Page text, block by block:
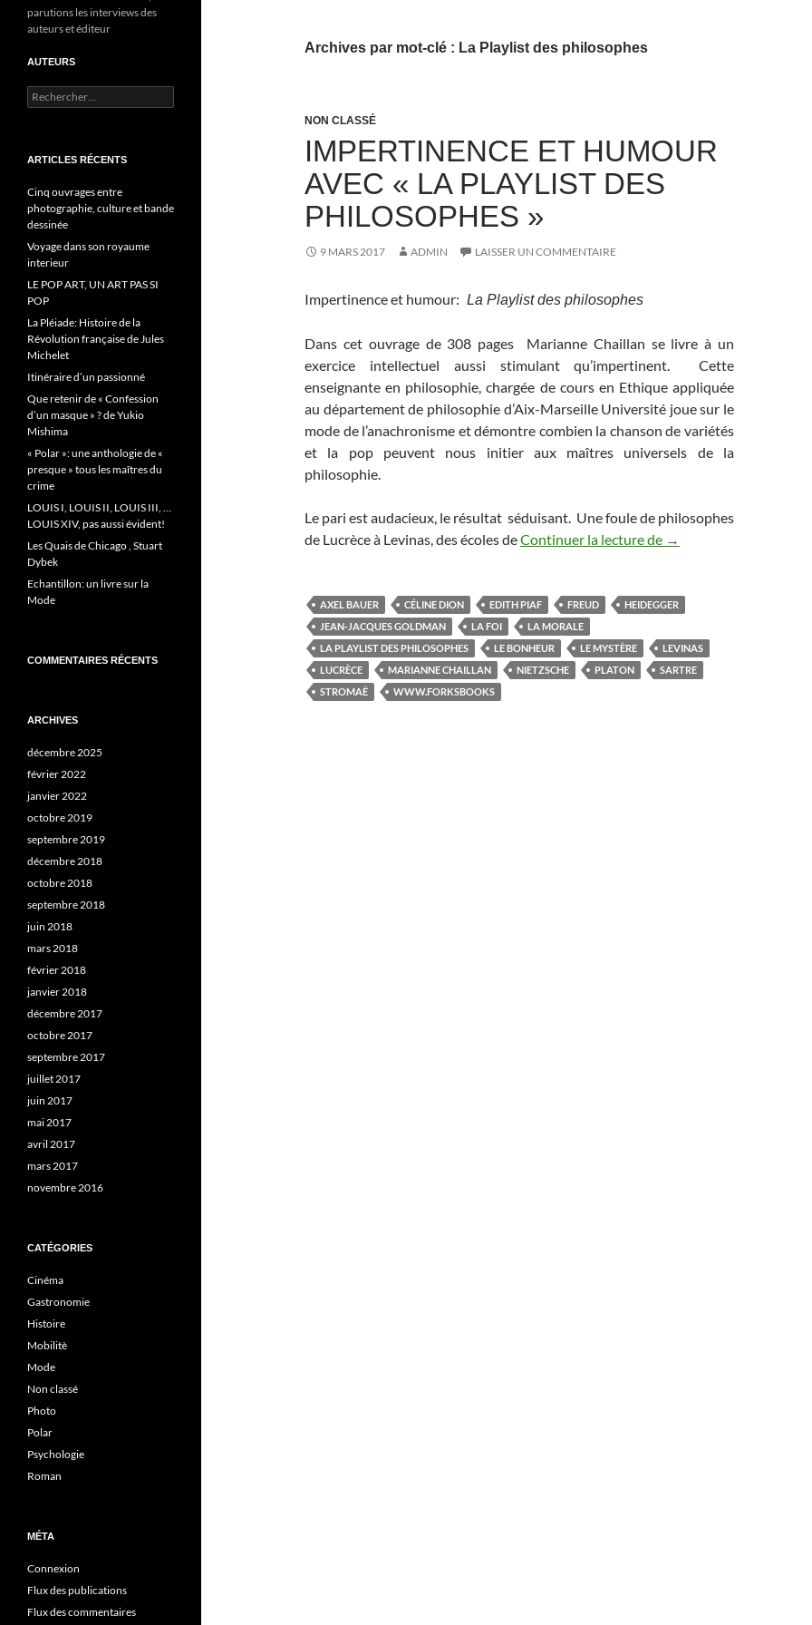
Archives par mot-clé : La Playlist des philosophes
NON CLASSÉ
IMPERTINENCE ET HUMOUR
AVEC « LA PLAYLIST DES
PHILOSOPHES »
9 MARS 2017 ADMIN LAISSER UN COMMENTAIRE
Impertinence et humour: La Playlist des philosophes
Dans cet ouvrage de 308 pages Marianne Chaillan se livre à un
exercice intellectuel aussi stimulant qu’impertinent. Cette
enseignante en philosophie, chargée de cours en Ethique appliquée
au département de philosophie d’Aix-Marseille Université joue sur le
mode de l’anachronisme et démontre combien la chanson de variétés
et la pop peuvent nous initier aux maîtres universels de la
philosophie.
Le pari est audacieux, le résultat séduisant. Une foule de philosophes
de Lucrèce à Levinas, des écoles deContinuer la lecture de Impertinence et
→
AXEL BAUER CÉLINE DION EDITH PIAF FREUD
HEIDEGGER
JEAN-JACQUES GOLDMAN
LA FOI
LA MORALE
LA PLAYLIST DES PHILOSOPHES
LE BONHEUR LE MYSTÈRE
LEVINAS
LUCRÈCE
MARIANNE CHAILLAN NIETZSCHE PLATON
SARTRE
STROMAË
WWW.FORKSBOOKS
parutions les interviews des
auteurs et éditeur
AUTEURS
R
e
e
c
h
e
r
ARTICLES RÉCENTS
Cinq ouvrages entre
photographie, culture et bande
dessinée
Voyage dans son royaume
interieur
LE POP ART, UN ART PAS SI
POP
La Pléiade: Histoire de la
Révolution française de Jules
Michelet
Itinéraire d’un passionné
Que retenir de « Confession
d’un masque » ? de Yukio
Mishima
« Polar »: une anthologie de «
presque » tous les maîtres du
crime
LOUIS I, LOUIS II, LOUIS III, …
LOUIS XIV, pas aussi évident!
Les Quais de Chicago , Stuart
Dybek
Echantillon: un livre sur la
Mode
COMMENTAIRES RÉCENTS
ARCHIVES
décembre 2025
février 2022
janvier 2022
octobre 2019
septembre 2019
décembre 2018
octobre 2018
septembre 2018
juin 2018
mars 2018
février 2018
janvier 2018
décembre 2017
octobre 2017
septembre 2017
juillet 2017
juin 2017
mai 2017
avril 2017
mars 2017
novembre 2016
CATÉGORIES
Cinéma
Gastronomie
Histoire
Mobilitè
Mode
Non classé
Photo
Polar
Psychologie
Roman
MÉTA
Connexion
Flux des publications
Flux des commentaires